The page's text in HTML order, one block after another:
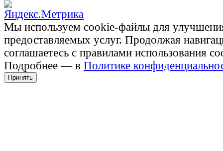
Мы используем cookie-файлы для
предоставляемых услуг. Продолжая
соглашаетесь с правилами использования
Подробнее — в Политике
Принять